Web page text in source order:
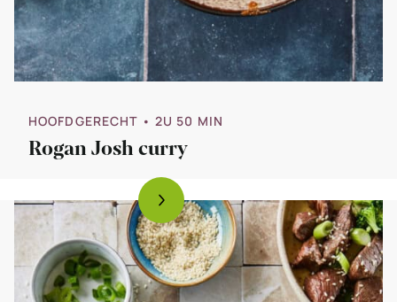
HOOFDGERECHT • 2U 50 MIN
Rogan Josh curry